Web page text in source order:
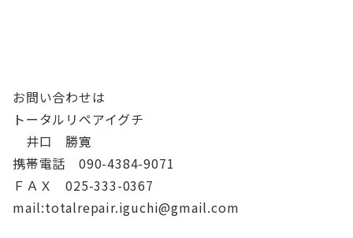
お問い合わせは
トータルリペアイグチ
井口 勝寛
携帯電話 090-4384-9071
ＦＡＸ 025-333-0367
mail:totalrepair.iguchi@gmail.com